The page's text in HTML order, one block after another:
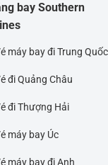
bay Southern
máy bay đi Trung Quốc
đi Quảng Châu
đi Thượng Hải
máy bay Úc